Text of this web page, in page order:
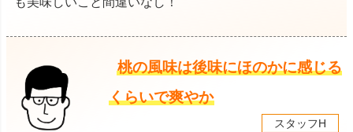
桃の風味は後味にほのかに感じる
くらいで爽やか
スタッフH